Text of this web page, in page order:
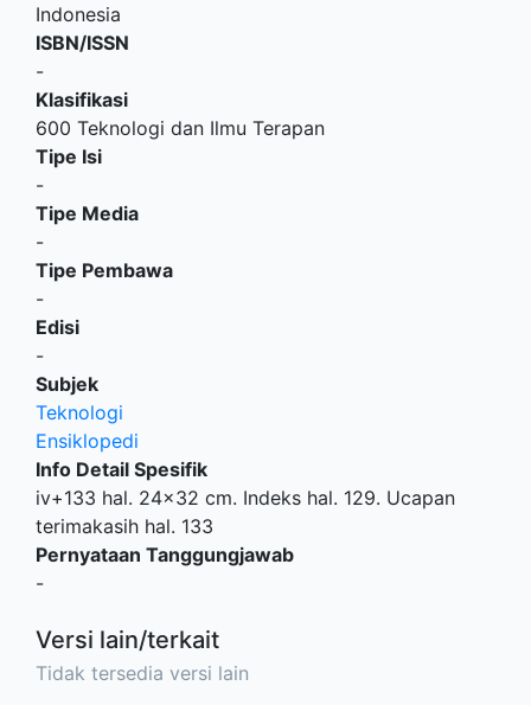
Indonesia
ISBN/ISSN
-
Klasifikasi
600 Teknologi dan Ilmu Terapan
Tipe Isi
-
Tipe Media
-
Tipe Pembawa
-
Edisi
-
Subjek
Teknologi
Ensiklopedi
Info Detail Spesifik
iv+133 hal. 24x32 cm. Indeks hal. 129. Ucapan
terimakasih hal. 133
Pernyataan Tanggungjawab
-
Versi lain/terkait
Tidak tersedia versi lain